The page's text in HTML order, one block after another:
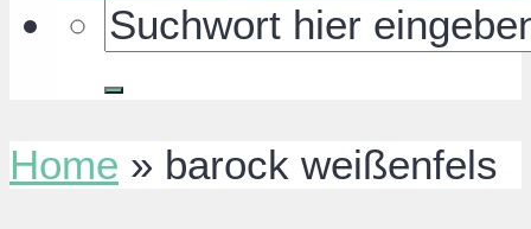
Home » barock weißenfels